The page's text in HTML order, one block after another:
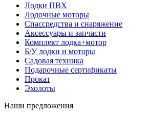
Лодки ПВХ
Лодочные моторы
Спассредства и снаряжение
Аксессуары и запчасти
Комплект лодка+мотор
Б/У лодки и моторы
Садовая техника
Подарочные сертификаты
Прокат
Эхолоты
Наши предложения